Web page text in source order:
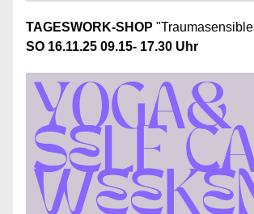
TAGESWORK-SHOP
SO 16.11.25 09.15- 17.30 Uhr